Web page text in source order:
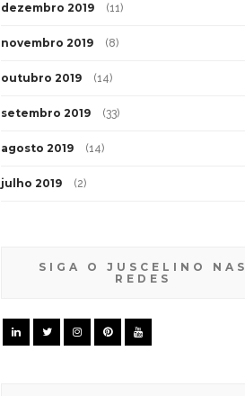
dezembro 2019 (11)
novembro 2019 (8)
outubro 2019 (14)
setembro 2019 (33)
agosto 2019 (14)
julho 2019 (2)
SIGA O JUSCELINO NAS
REDES